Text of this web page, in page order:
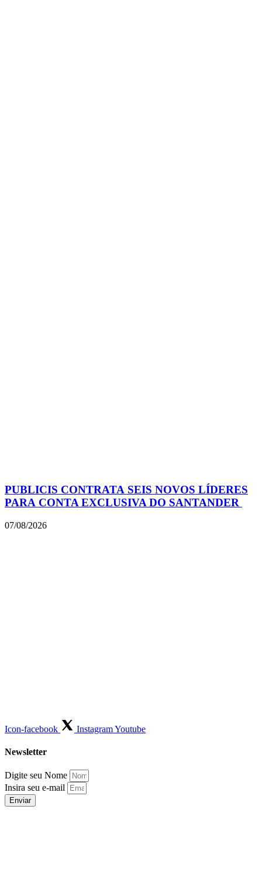
PUBLICIS CONTRATA SEIS NOVOS LÍDERES
PARA CONTA EXCLUSIVA DO SANTANDER
07/08/2026
Icon-facebook InstagramYoutube
Newsletter
Digite seu Nome
Insira seu e-mail
Enviar